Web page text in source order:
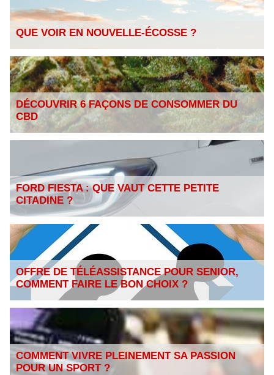
QUE VOIR EN NOUVELLE-ÉCOSSE ?
DÉCOUVRIR 6 FAÇONS DE CONSOMMER DU
CBD
FORD FIESTA : QUE VAUT CETTE PETITE
CITADINE ?
OFFRE DE TÉLÉASSISTANCE POUR SENIOR,
COMMENT FAIRE LE BON CHOIX ?
COMMENT VIVRE PLEINEMENT SA PASSION
POUR UN SPORT ?